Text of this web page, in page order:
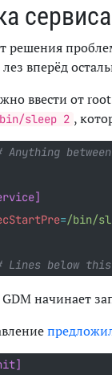
вперёд
ввести от
sleep 2 ,
Anything
=/bin/
Lines below
начинает